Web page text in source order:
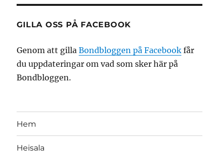
GILLA OSS PÅ FACEBOOK
Genom att gillaBondbloggen på Facebook får
du uppdateringar om vad som sker här på
Bondbloggen.
Hem
Heisala